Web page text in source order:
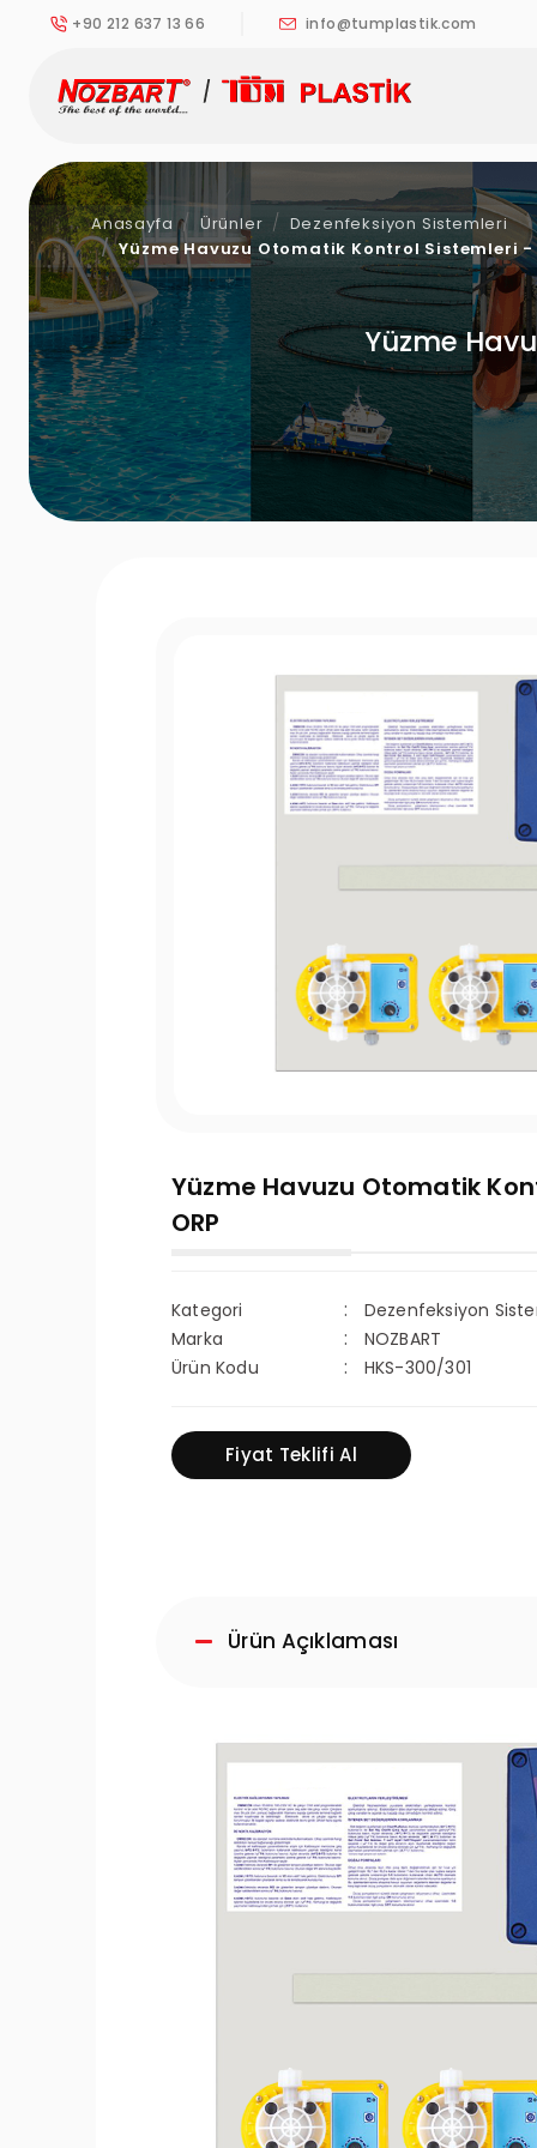
+90 212 637 13 66 info@tumplastik.com
Yüzme
Anasayfa Ürünler
Dezenfeksiyon Sistemleri
Yüzme Havuzu Otomatik Kontrol Sistemleri -
Yüzme Havuzu Otomatik
ORP
Kategori
Dezenfeksiyon
Marka
NOZBART
Ürün Kodu
HKS-300/301
Fiyat Teklifi Al
Ürün Açıklaması